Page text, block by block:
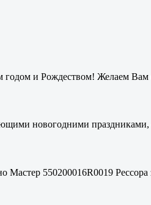
и Рождеством! Желаем Вам
новогодними
550200016R0019